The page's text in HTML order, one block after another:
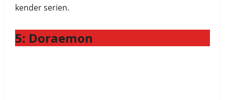
kender serien.
5: Doraemon